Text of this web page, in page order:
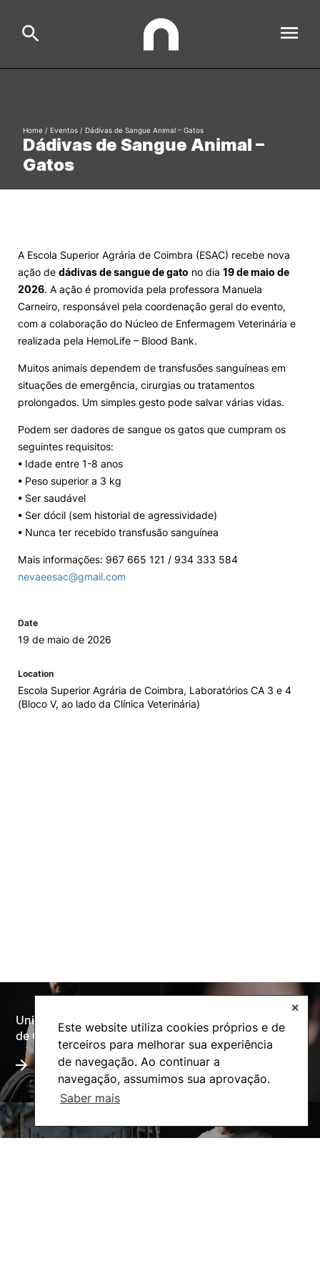
Este website utiliza cookies próprios e de
terceiros para melhorar sua experiência
de navegação. Ao continuar a
navegação, assumimos sua aprovação.
Saber mais
✕
Estudar
International Relations
Ofertas de Emprego e Informações Úteis
Loja da Agrária
Mudança de Par Instituição/Curso
©2026 Instituto Politécnico de Coimbra. Todos os direitos reservados.
Formative Offer
Dádivas de Sangue Animal –
Gatos
Home / Eventos / Dádivas de Sangue Animal – Gatos
A Escola Superior Agrária de Coimbra (ESAC) recebe nova
ação de dádivas de sangue de gato no dia 19 de maio de
2026. A ação é promovida pela professora Manuela
Carneiro, responsável pela coordenação geral do evento,
com a colaboração do Núcleo de Enfermagem Veterinária e
realizada pela HemoLife – Blood Bank.
Muitos animais dependem de transfusões sanguíneas em
situações de emergência, cirurgias ou tratamentos
prolongados. Um simples gesto pode salvar várias vidas.
Podem ser dadores de sangue os gatos que cumpram os
seguintes requisitos:
• Idade entre 1-8 anos
• Peso superior a 3 kg
• Ser saudável
• Ser dócil (sem historial de agressividade)
• Nunca ter recebido transfusão sanguínea
Mais informações: 967 665 121 / 934 333 584
nevaeesac@gmail.com
Date
19 de maio de 2026
Location
Escola Superior Agrária de Coimbra, Laboratórios CA 3 e 4
(Bloco V, ao lado da Clínica Veterinária)
Universidade Politécnica
de Coimbra
Oferta Formativa